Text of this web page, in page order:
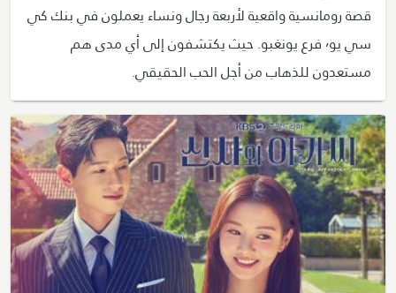
قصة رومانسية واقعية لأربعة رجال ونساء يعملون في بنك كي
سي يو٬ فرع يونغبو. حيث يكتشفون إلى أي مدى هم
مستعدون للذهاب من أجل الحب الحقيقي.